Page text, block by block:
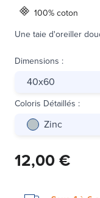
100% coton
Une taie d'oreiller
Dimensions :
40x60
Coloris Détaillés :
Zinc
12,00 €